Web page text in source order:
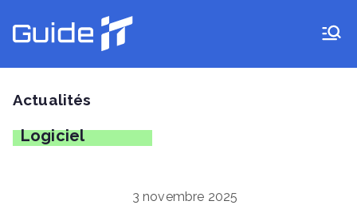
au
Actualités
Logiciel
3 novembre 2025